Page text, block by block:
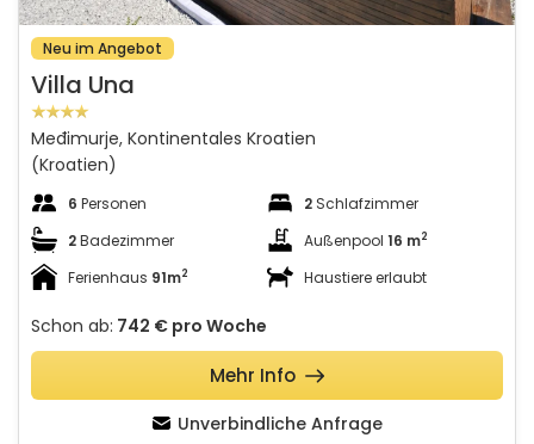
Neu im Angebot
Villa Una
Međimurje, Kontinentales Kroatien
(Kroatien)
6 Personen 2 Schlafzimmer
2Badezimmer Außenpool 16 m2
Ferienhaus 91m2 Haustiere erlaubt
Schon ab: 742 € pro Woche
Unverbindliche Anfrage
Mehr Info